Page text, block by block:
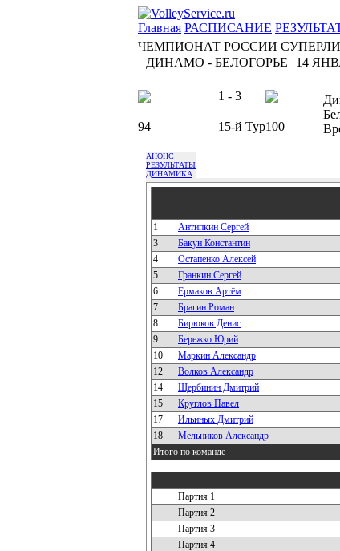
Главная РАСПИСАНИЕ
ЧЕМПИОНАТ РОССИИ
ДИНАМО - БЕЛОГОРЬЕ
14
1 - 3
94 15-й Тур100
АНОНС
РЕЗУЛЬТАТЫ
ДИНАМИКА
1 Антипкин Сергей
3 Бакун Константин
4 Остапенко Алексей
5 Гранкин Сергей
6 Ермаков Артём
7 Брагин Роман
8 Бирюков Денис
9 Бережко Юрий
10 Маркин Александр
12 Волков Александр
14 Щербинин Дмитрий
15 Круглов Павел
17 Ильиных Дмитрий
18 Мельников Александр
Итого по команде
Партия 1
Партия 2
Партия 3
Партия 4